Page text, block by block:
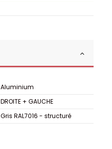
Aluminium
DROITE + GAUCHE
Gris RAL7016 - structuré